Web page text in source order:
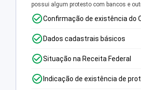
possui algum protesto com bancos e
Confirmação de existência do
Dados cadastrais básicos
Situação na Receita Federal
Indicação de existência de